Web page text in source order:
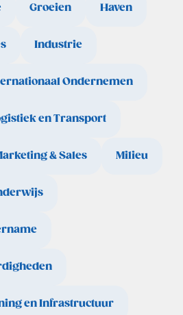
Groeien Haven
Industrie
Ondernemen
en Transport
& Sales Milieu
en Infrastructuur